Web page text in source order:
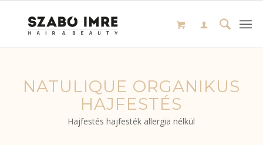
NATULIQUE ORGANIKUS
HAJFESTÉS
Hajfestés hajfesték allergia nélkül